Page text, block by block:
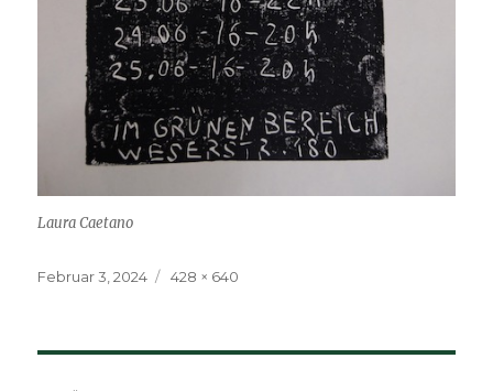
Laura Caetano
Veröffentlicht
Februar 3, 2024
Volle
428 × 640